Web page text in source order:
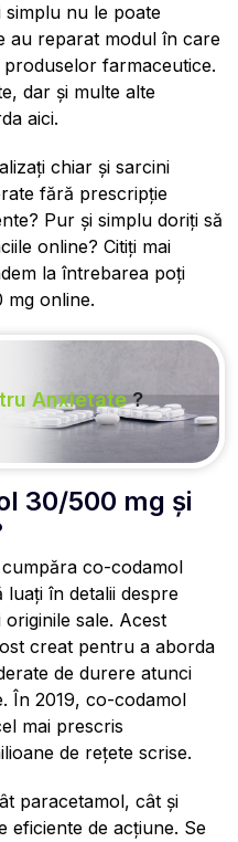
nu le poate
au reparat modul în care
farmaceutice.
dar și multe alte
aici.
chiar și sarcini
fără prescripție
Pur și simplu doriți să
online? Citiți mai
la întrebarea poți
online.
Anxietate?
30/500 mg și
co-codamol
în detalii despre
sale. Acest
creat pentru a aborda
de durere atunci
În 2019, co-codamol
mai prescris
de rețete scrise.
paracetamol, cât și
eficiente de acțiune. Se